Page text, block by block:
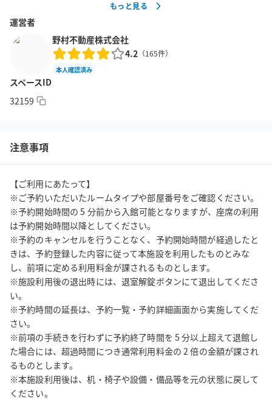
もっと見る
運営者
野村不動産株式会社
4.2 （165件）
本人確認済み
スペースID
32159
注意事項
【ご利用にあたって】
※ご予約いただいたルームタイプや部屋番号をご確認ください。
※予約開始時間の 5 分前から入館可能となりますが、座席の利用
は予約開始時間以降としてください。
※予約のキャンセルを行うことなく、予約開始時間が経過したと
きは、予約登録した内容に従って本施設を利用したものとみな
し、前項に定める利用料金が課されるものとします。
※施設利用後の退出時には、退室解錠ボタンにて退出してくださ
い。
※予約時間の延長は、予約一覧・予約詳細画面から実施してくだ
さい。
※前項の手続きを行わずに予約終了時間を 5 分以上超えて退館し
た場合には、超過時間につき通常利用料金の 2 倍の金額が課され
るものとします。
※本施設利用後は、机・椅子や設備・備品等を元の状態に戻して
ください。